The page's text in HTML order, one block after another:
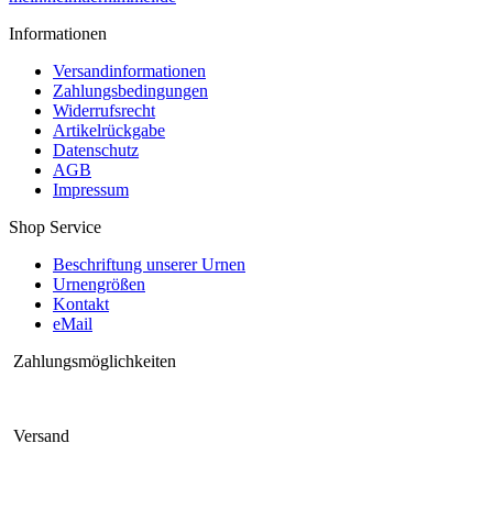
Informationen
Versandinformationen
Zahlungsbedingungen
Widerrufsrecht
Artikelrückgabe
Datenschutz
AGB
Impressum
Shop Service
Beschriftung unserer Urnen
Urnengrößen
Kontakt
eMail
Zahlungsmöglichkeiten
Versand